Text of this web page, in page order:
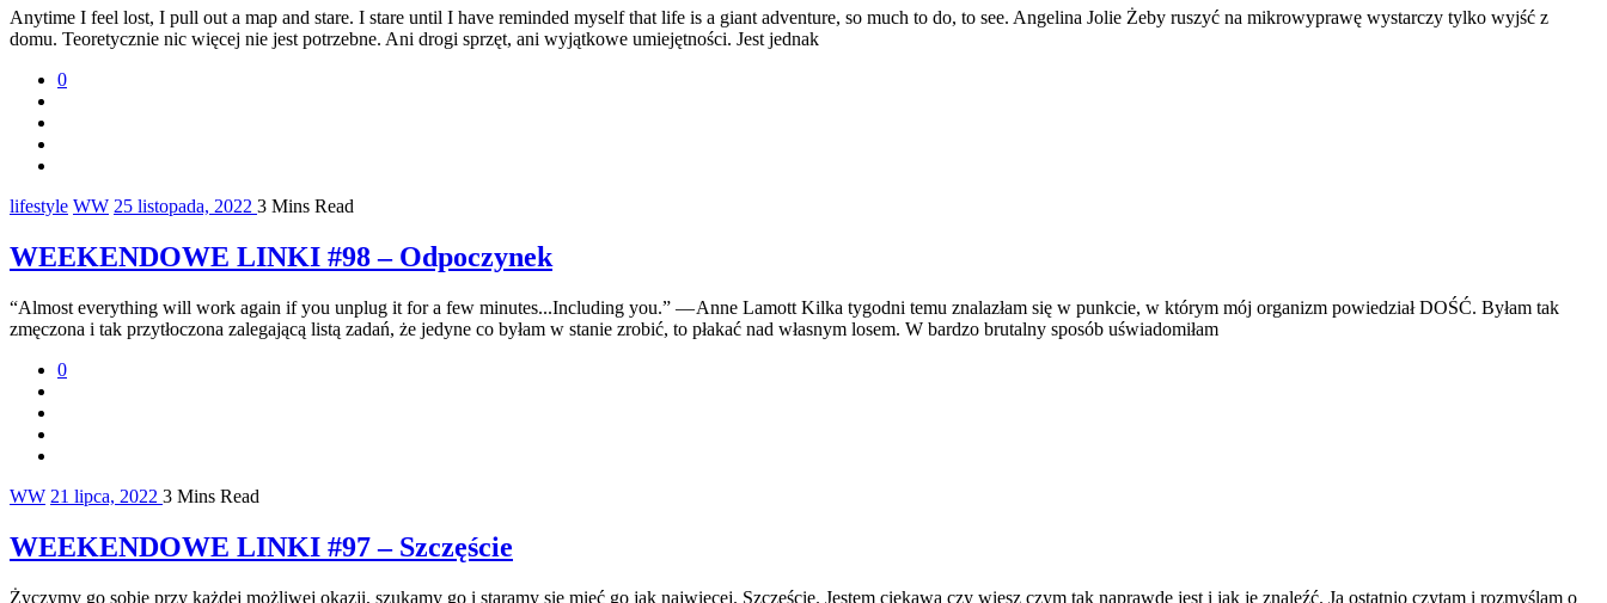
Anytime I feel lost, I pull out a map and stare. I stare until I have reminded myself that life is a giant adventure, so much to do, to see. Angelina Jolie Żeby ruszyć na mikrowyprawę wystarczy tylko wyjść z
domu. Teoretycznie nic więcej nie jest potrzebne. Ani drogi sprzęt, ani wyjątkowe umiejętności. Jest jednak
0
lifestyle WW 25 listopada, 2022 3 Mins Read
WEEKENDOWE LINKI #98 – Odpoczynek
“Almost everything will work again if you unplug it for a few minutes...Including you.” — Anne Lamott Kilka tygodni temu znalazłam się w punkcie, w którym mój organizm powiedział DOŚĆ. Byłam tak
zmęczona i tak przytłoczona zalegającą listą zadań, że jedyne co byłam w stanie zrobić, to płakać nad własnym losem. W bardzo brutalny sposób uświadomiłam
0
WW 21 lipca, 2022 3 Mins Read
WEEKENDOWE LINKI #97 – Szczęście
Życzymy go sobie przy każdej możliwej okazji, szukamy go i staramy się mieć go jak najwięcej. Szczęście. Jestem ciekawa czy wiesz czym tak naprawdę jest i jak je znaleźć. Ja ostatnio czytam i rozmyślam o